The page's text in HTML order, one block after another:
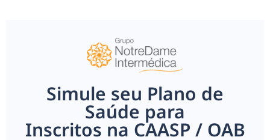
Simule seu Plano de
Saúde para
Inscritos na CAASP / OAB